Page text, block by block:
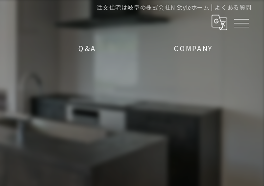
注文住宅は岐阜の株式会社N Styleホーム | よくある質問
Q&A COMPANY